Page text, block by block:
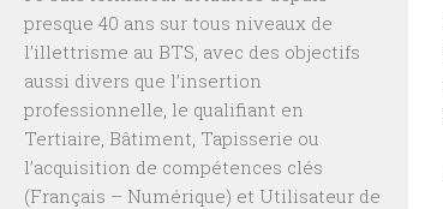
presque 40 ans sur tous niveaux de
l’illettrisme au BTS, avec des objectifs
aussi divers que l’insertion
professionnelle, le qualifiant en
Tertiaire, Bâtiment, Tapisserie ou
l’acquisition de compétences clés
(Français – Numérique) et Utilisateur de